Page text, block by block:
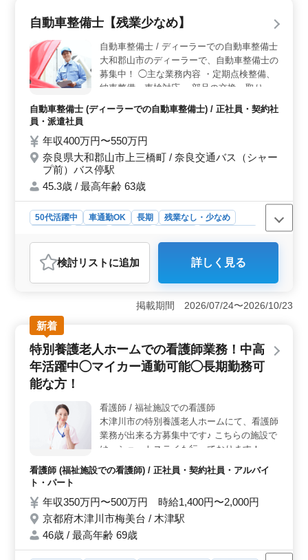
ながら働ける職場です。 ＜働きやすい職場環境＞
残業は月平均10時間と少なめで、プライベートの時間を
大切にしたい方にも適した環境です。シフト制で月8〜9
日の休みがあり、水曜日は固定休となっているため、安
定した生活リズムを維持しやすいです。さらに、マイカ
ー通勤可能で駐車場代が無料なのも嬉しいポイントで
す。 ＜充実した待遇＞ 年収は400万円から550万円
と高水準で、賞与も3.1ヶ月分支給される点が魅力です。
険、厚生年金に加え、財形制度も完備しているため、安
心して長期的に働ける環境です。
自動車整備士【残業少なめ】
自動車整備士 / ディーラーでの自動車整備士
大和郡山市のディーラーで、自動車整備士の
募集中！ ◯主な業務内容 ・定期点検整備、
納車整備、車検対応 ・部品の交換・取り付
け・補修 ・トラブルシューティング時の整
備業務全般 ・お客さんの見積もり対応 ・カ
の取付け マイカー通勤OK！無料駐車場完備
です。 ※残業なし ※賞与あり ベテランメカ
ニックとして培ってきた技術を、存分に活か
せる職場です！
自動車整備士 (ディーラーでの自動車整備士) / 正社員・契約社
員・派遣社員
年収400万円〜550万円
奈良県大和郡山市上三橋町 / 奈良交通バス（シャー
プ前）バス停駅
45.3歳 / 最高年齢 63歳
50代活躍中 車通勤OK 長期
残業なし・少なめ
おすすめポイント
＜働きやすさ＞ マイカー通勤が可能で、無料駐車場が
完備されているため、通勤が便利です。さらに、残業が
少なく、就業時間も9:45〜18:45と無理なく働ける環境が
整っています。休日は水曜や年末年始、夏季休暇があ
り、プライベートも充実できます。 ＜キャリアを活
かせる＞ 自動車整備士としての経験を活かし、定期点
検整備や車検対応、カーナビの取り付けなど、幅広い業
務に携わることができます。ベテランメカニックとして
の技術を存分に発揮できる職場で、3級整備士資格があれ
ば応募可能です。 ＜シニア歓迎＞ 50代以上のスタ
ッフも活躍中の職場で、経験豊富なシニア世代の方にも
最適です。年齢に関わらず安定して働ける環境があり、
賞与や福利厚生も充実しているため、長く働きたい方に
おすすめです。
検討リスト に追加 詳しく見る
掲載期間 2026/07/24〜2026/10/23
新着
特別養護老人ホームでの看護師業務！中高
年活躍中◯マイカー通勤可能◯長期勤務可
能な方！
看護師 / 福祉施設での看護師
木津川市の特別養護老人ホームにて、看護師
業務が出来る方募集中です♪ こちらの施設で
は、ショートステイも行っております！ 〜
お仕事内容〜 食事・入浴・排泄等の生活介
助・バイタルチェック・配薬準備、与薬・簡
特徴〜 ＊シニア層歓迎 ＊アットホームな職
場 ＊プライベートとの両立可能 ＊社会保険
完備 ＼ご応募お待ちしております／
看護師 (福祉施設での看護師) / 正社員・契約社員・アルバイ
ト・パート
年収350万円〜500万円 時給1,400円〜2,000円
京都府木津川市梅美台 / 木津駅
46歳 / 最高年齢 69歳